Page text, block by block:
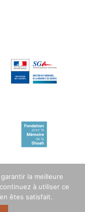
la meilleure
à utiliser ce
êtes satisfait.